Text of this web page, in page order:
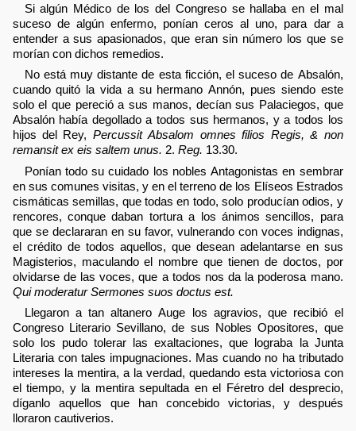
Si algún Médico de los del Congreso se hallaba en el mal
suceso de algún enfermo, ponían ceros al uno, para dar a
entender a sus apasionados, que eran sin número los que se
morían con dichos remedios.
No está muy distante de esta ficción, el suceso de Absalón,
cuando quitó la vida a su hermano Annón, pues siendo este
solo el que pereció a sus manos, decían sus Palaciegos, que
Absalón había degollado a todos sus hermanos, y a todos los
hijos del Rey, Percussit Absalom omnes filios Regis, & non
remansit ex eis saltem unus. 2. Reg. 13.30.
Ponían todo su cuidado los nobles Antagonistas en sembrar
en sus comunes visitas, y en el terreno de los Elíseos Estrados
cismáticas semillas, que todas en todo, solo producían odios, y
rencores, conque daban tortura a los ánimos sencillos, para
que se declararan en su favor, vulnerando con voces indignas,
el crédito de todos aquellos, que desean adelantarse en sus
Magisterios, maculando el nombre que tienen de doctos, por
olvidarse de las voces, que a todos nos da la poderosa mano.
Qui moderatur Sermones suos doctus est.
Llegaron a tan altanero Auge los agravios, que recibió el
Congreso Literario Sevillano, de sus Nobles Opositores, que
solo los pudo tolerar las exaltaciones, que lograba la Junta
Literaria con tales impugnaciones. Mas cuando no ha tributado
intereses la mentira, a la verdad, quedando esta victoriosa con
el tiempo, y la mentira sepultada en el Féretro del desprecio,
díganlo aquellos que han concebido victorias, y después
lloraron cautiverios.